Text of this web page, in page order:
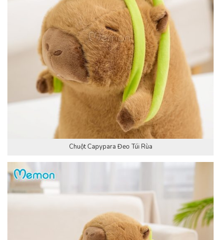
Chuột Capypara Đeo Túi Rùa